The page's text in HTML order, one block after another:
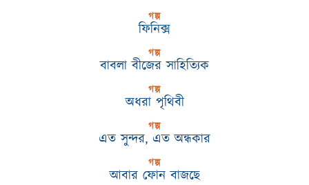
গল্প
ফিনিক্স
গল্প
বাবলা বীজের সাহিত্যিক
গল্প
অধরা পৃথিবী
গল্প
এত সুন্দর, এত অন্ধকার
গল্প
আবার ফোন বাজছে